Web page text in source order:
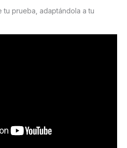
tu prueba, adaptándola a tu